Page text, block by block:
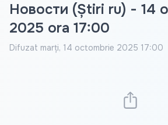
Новости (Știri ru) - 14
2025 ora 17:00
Difuzat marți, 14 octombrie 2025 17:00